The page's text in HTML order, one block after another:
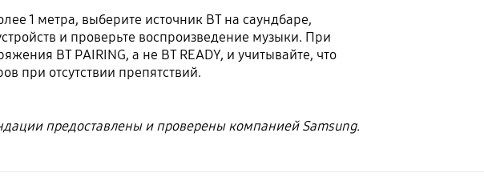
1 метра, выберите источник BT на саундбаре,
и проверьте воспроизведение музыки. При
BT PAIRING, а не BT READY, и учитывайте, что
при отсутствии препятствий.
предоставлены и проверены компанией Samsung.